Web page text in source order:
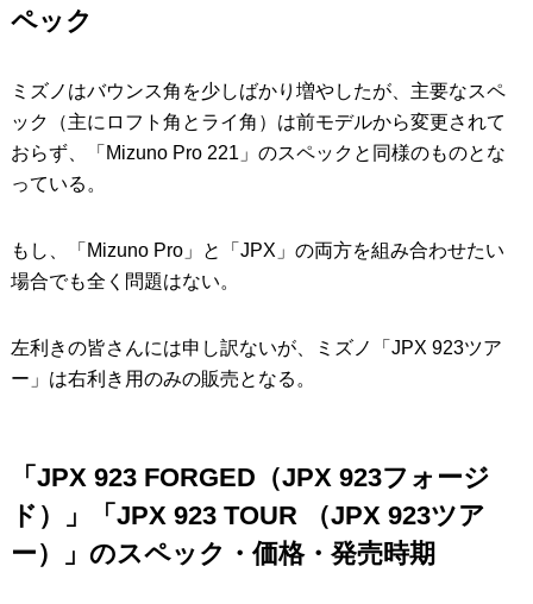
ペック
ミズノはバウンス角を少しばかり増やしたが、主要なスペ
ック（主にロフト角とライ角）は前モデルから変更されて
おらず、「Mizuno Pro 221」のスペックと同様のものとな
っている。
もし、「Mizuno Pro」と「JPX」の両方を組み合わせたい
場合でも全く問題はない。
左利きの皆さんには申し訳ないが、ミズノ「JPX 923ツア
ー」は右利き用のみの販売となる。
「JPX 923 FORGED（JPX 923フォージ
ド）」「JPX 923 TOUR （JPX 923ツア
ー）」のスペック・価格・発売時期